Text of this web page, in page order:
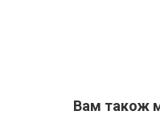
Вам також